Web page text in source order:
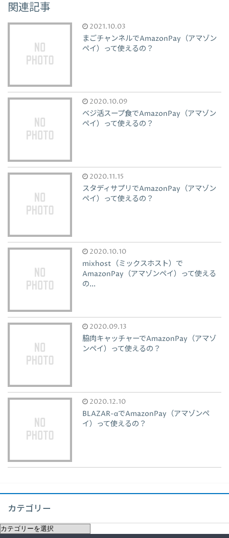
関連記事
2021.10.03
まごチャンネルでAmazonPay（アマゾン
ペイ）って使えるの？
2020.10.09
ベジ活スープ食でAmazonPay（アマゾン
ペイ）って使えるの？
2020.11.15
スタディサプリでAmazonPay（アマゾン
ペイ）って使えるの？
2020.10.10
mixhost（ミックスホスト）で
AmazonPay（アマゾンペイ）って使える
の...
2020.09.13
脇肉キャッチャーでAmazonPay（アマゾ
ンペイ）って使えるの？
2020.12.10
BLAZAR-αでAmazonPay（アマゾンペ
イ）って使えるの？
カテゴリー